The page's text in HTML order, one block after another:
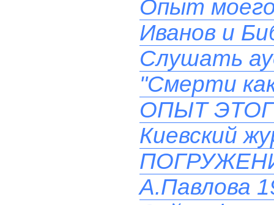
Опыт
Иванов и
Слушать
"Смерти
ОПЫТ
Киевский
А.Павлова